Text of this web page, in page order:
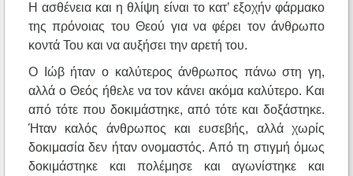
Η ασθένεια και η θλίψη είναι το κατ’ εξοχήν φάρμακο
της πρόνοιας του Θεού για να φέρει τον άνθρωπο
κοντά Του και να αυξήσει την αρετή του.
Ο Ιώβ ήταν ο καλύτερος άνθρωπος πάνω στη γη,
αλλά ο Θεός ήθελε να τον κάνει ακόμα καλύτερο. Και
από τότε που δοκιμάστηκε, από τότε και δοξάστηκε.
Ήταν καλός άνθρωπος και ευσεβής, αλλά χωρίς
δοκιμασία δεν ήταν ονομαστός. Από τη στιγμή όμως
δοκιμάστηκε και πολέμησε και αγωνίστηκε και